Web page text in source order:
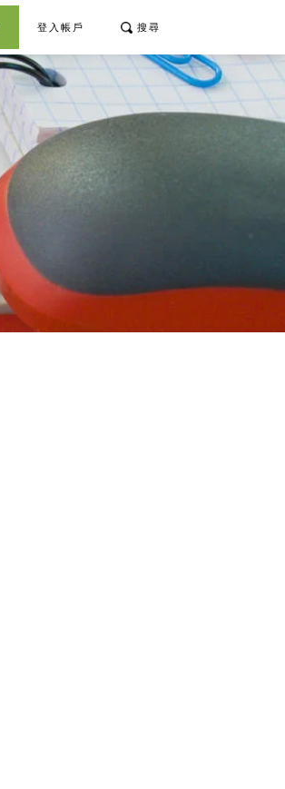
登入帳戶 搜尋